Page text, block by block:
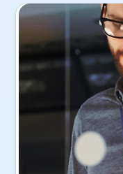
Wskaźnik slajdu {0} {1}